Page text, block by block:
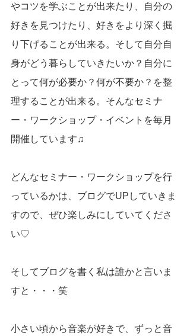
やコツを学ぶことが出来たり、自分の
好きを見つけたり、好きをより深く掘
り下げることが出来る。そして自分自
身がどう暮らしていきたいか？自分に
とって何が必要か？何が不要か？を整
理することが出来る。そんなセミナ
ー・ワークショップ・イベントを毎月
開催しています♫
どんなセミナー・ワークショップを行
っているかは、ブログでUPしていきま
すので、ぜひ楽しみにしていてくださ
い♡
そしてブログを書く私は誰かと言いま
すと・・・笑
小さい頃から音楽が好きで、ずっと音